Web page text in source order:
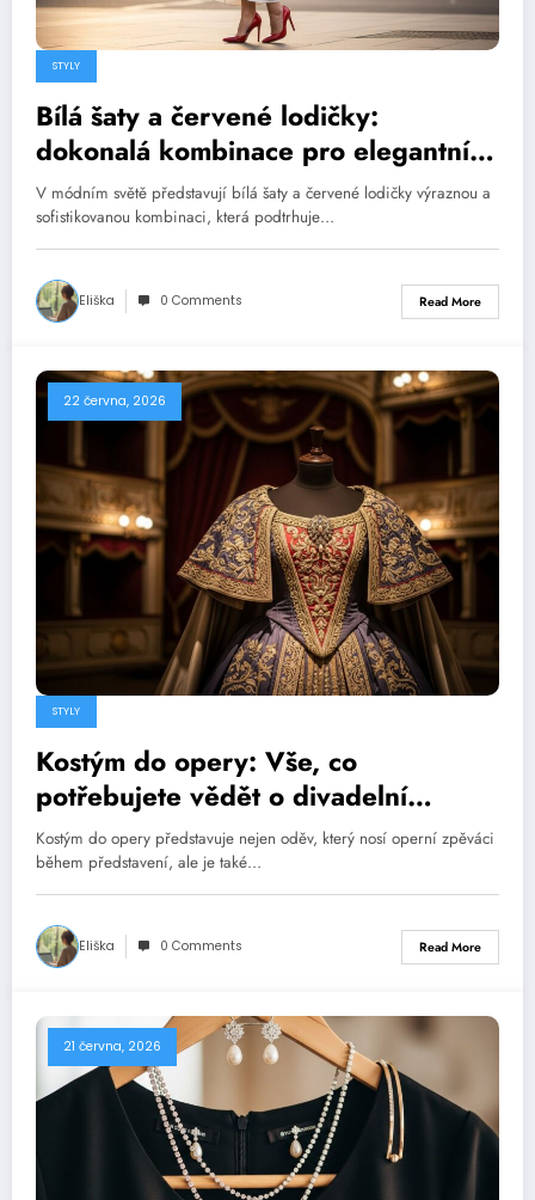
STYLY
Bílá šaty a červené lodičky:
dokonalá kombinace pro elegantní
vzhled
V módním světě představují bílá šaty a červené lodičky výraznou a
sofistikovanou kombinaci, která podtrhuje…
Eliška 0 Comments Read More
22 června, 2026
STYLY
Kostým do opery: Vše, co
potřebujete vědět o divadelní
vizuální reprezentaci
Kostým do opery představuje nejen oděv, který nosí operní zpěváci
během představení, ale je také…
Eliška 0 Comments Read More
21 června, 2026